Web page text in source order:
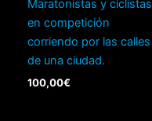
Maratonistas y ciclistas
en competición
corriendo por las calles
de una ciudad.
100,00€